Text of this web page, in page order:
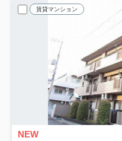
賃貸マンション
NEW